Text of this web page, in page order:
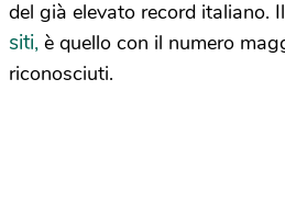
del già elevato record italiano.
siti, è quello con il numero
riconosciuti.